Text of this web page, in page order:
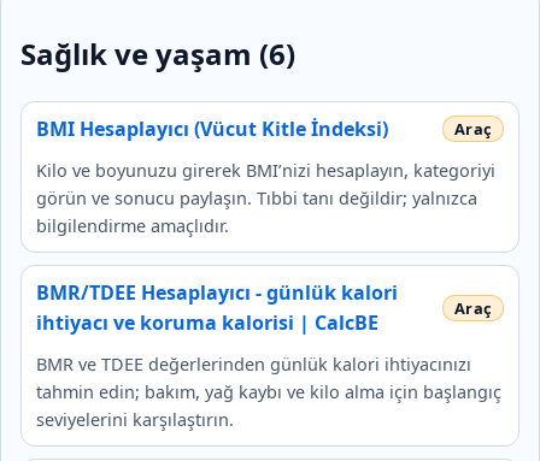
Sağlık ve yaşam (6)
BMI Hesaplayıcı (Vücut Kitle İndeksi)
Kilo ve boyunuzu girerek BMI’nizi hesaplayın, kategoriyi
görün ve sonucu paylaşın. Tıbbi tanı değildir; yalnızca
bilgilendirme amaçlıdır.
BMR/TDEE Hesaplayıcı - günlük kalori
ihtiyacı ve koruma kalorisi | CalcBE
BMR ve TDEE değerlerinden günlük kalori ihtiyacınızı
tahmin edin; bakım, yağ kaybı ve kilo alma için başlangıç
seviyelerini karşılaştırın.